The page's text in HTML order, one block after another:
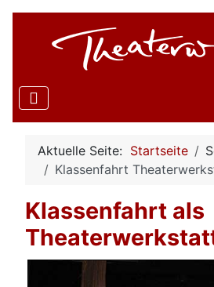
Aktuelle Seite: Startseite
Klassenfahrt
Klassenfahrt als